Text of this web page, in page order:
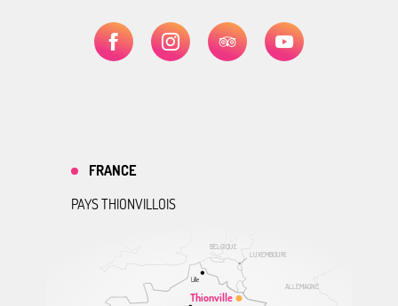
ALLEMAGNE
BELGIQUE
LUXEMBOURG
Thionville
Lille
FRANCE
PAYS THIONVILLOIS